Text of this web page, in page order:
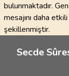
bulunmaktadır.
mesajını daha
şekillenmiştir.
Secde